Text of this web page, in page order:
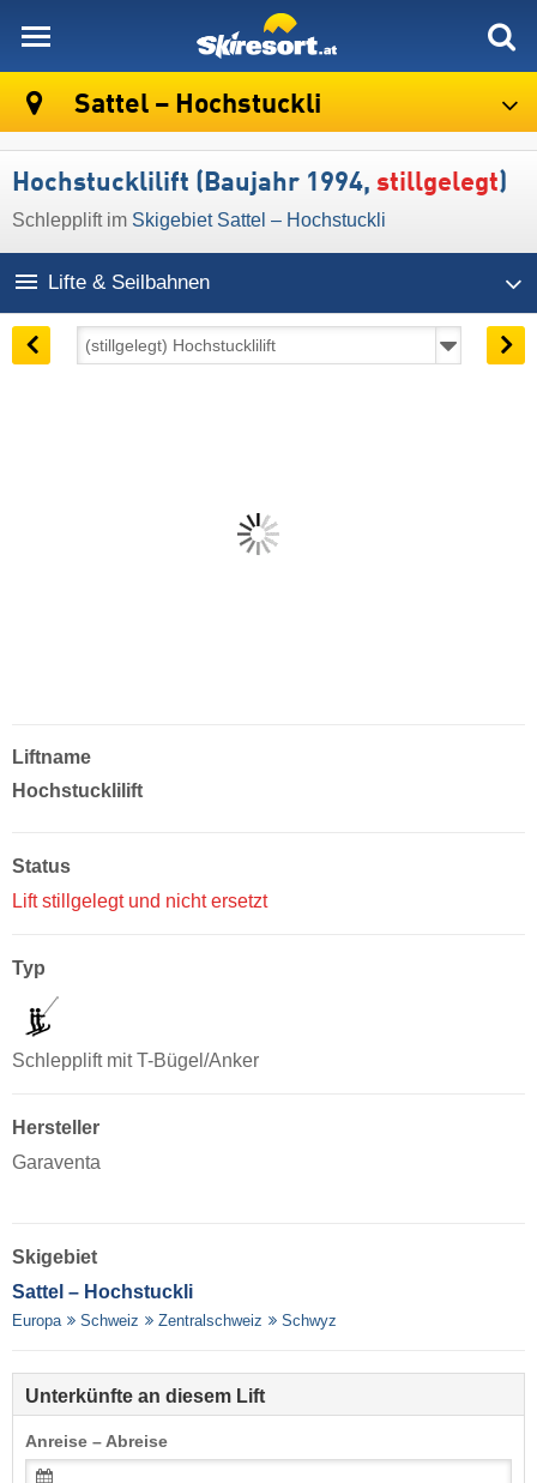
Sattel – Hochstuckli
Hochstucklilift (Baujahr 1994, stillgelegt)
Schlepplift im Skigebiet Sattel – Hochstuckli
Lifte & Seilbahnen
Liftname
Hochstucklilift
Status
Lift stillgelegt und nicht ersetzt
Typ
Schlepplift mit T-Bügel/Anker
Hersteller
Garaventa
Skigebiet
Sattel – Hochstuckli
Europa Schweiz Zentralschweiz Schwyz
Unterkünfte an diesem Lift
Anreise – Abreise